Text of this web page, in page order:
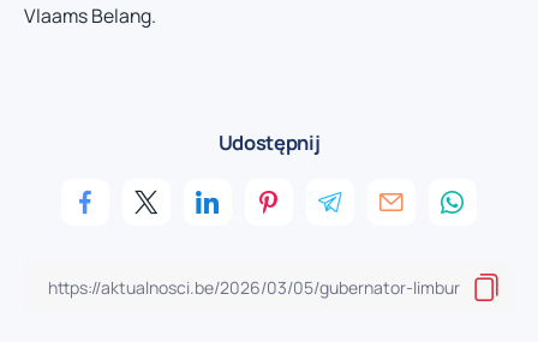
Vlaams Belang.
Udostępnij